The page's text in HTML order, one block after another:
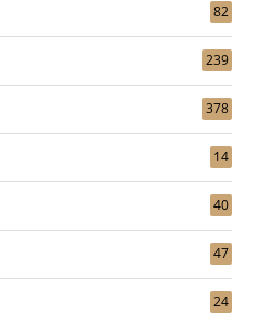
82
239
378
14
40
47
24